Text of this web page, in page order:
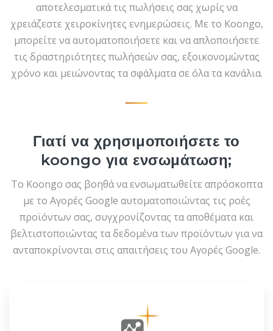
αποτελεσματικά τις πωλήσεις σας χωρίς να
χρειάζεστε χειροκίνητες ενημερώσεις. Με το Koongo,
μπορείτε να αυτοματοποιήσετε και να απλοποιήσετε
τις δραστηριότητες πωλήσεών σας, εξοικονομώντας
χρόνο και μειώνοντας τα σφάλματα σε όλα τα κανάλια.
Γιατί να χρησιμοποιήσετε το
koongo για ενσωμάτωση;
Το Koongo σας βοηθά να ενσωματωθείτε απρόσκοπτα
με το Αγορές Google αυτοματοποιώντας τις ροές
προϊόντων σας, συγχρονίζοντας τα αποθέματα και
βελτιστοποιώντας τα δεδομένα των προϊόντων για να
ανταποκρίνονται στις απαιτήσεις του Αγορές Google.